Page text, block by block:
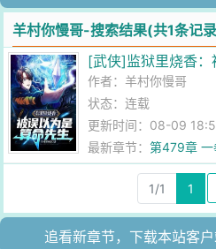
羊村你慢哥-搜索结果(共1条记
[武侠]监狱里烧香：
作者：羊村你慢哥
状态：连载
更新时间：08-09
最新章节：第479章 一
境界？
1/1
1
追看新章节，下载本站客